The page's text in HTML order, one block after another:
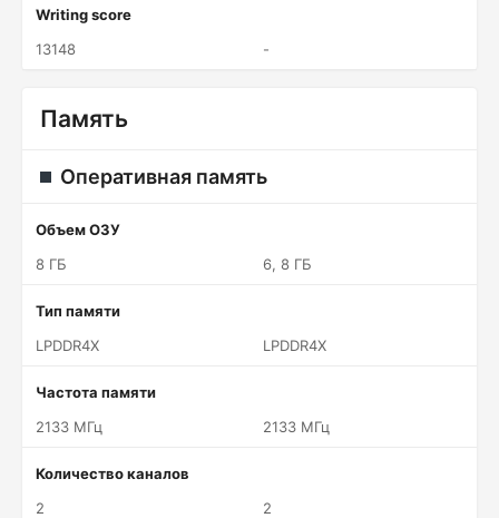
Writing score
13148
-
Память
Оперативная память
Объем ОЗУ
8 ГБ
6, 8 ГБ
Тип памяти
LPDDR4X
LPDDR4X
Частота памяти
2133 МГц
2133 МГц
Количество каналов
2
2